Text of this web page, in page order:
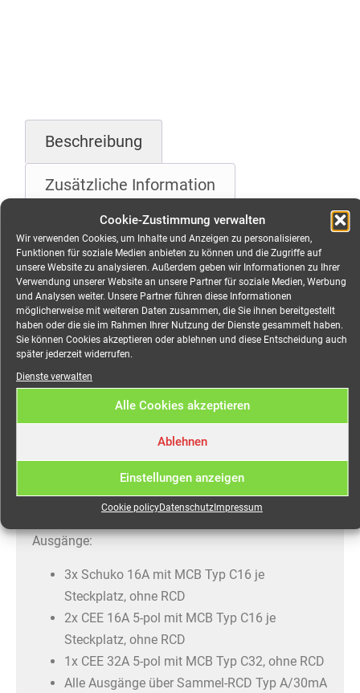
Cookie-Zustimmung verwalten
Wir verwenden Cookies, um Inhalte und Anzeigen zu personalisieren,
Funktionen für soziale Medien anbieten zu können und die Zugriffe auf
unsere Website zu analysieren. Außerdem geben wir Informationen zu Ihrer
Verwendung unserer Website an unsere Partner für soziale Medien, Werbung
und Analysen weiter. Unsere Partner führen diese Informationen
möglicherweise mit weiteren Daten zusammen, die Sie ihnen bereitgestellt
haben oder die sie im Rahmen Ihrer Nutzung der Dienste gesammelt haben.
Sie können Cookies akzeptieren oder ablehnen und diese Entscheidung auch
später jederzeit widerrufen.
Dienste verwalten
Alle Cookies akzeptieren
Ablehnen
Einstellungen anzeigen
Cookie policyDatenschutzImpressum
Beschreibung
Zusätzliche Information
Beschreibung
Zeitschaltuhr CEE 32A auf
1x CEE 32A, 2x CEE 16A, 3x
Schuko Sammel RCD
mieten
Robuster Event-Stromverteiler für Messe, Event,
Eingang:
CEE 32A 5-pol
Ausgänge:
3x Schuko 16A mit MCB Typ C16 je
Steckplatz, ohne RCD
2x CEE 16A 5-pol mit MCB Typ C16 je
Steckplatz, ohne RCD
1x CEE 32A 5-pol mit MCB Typ C32, ohne RCD
Alle Ausgänge über Sammel-RCD Typ A/30mA